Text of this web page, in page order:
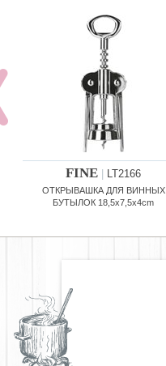
FINE LT2166
ОТКРЫВАШКА ДЛЯ ВИННЫХ
БУТЫЛОК 18,5x7,5x4cm